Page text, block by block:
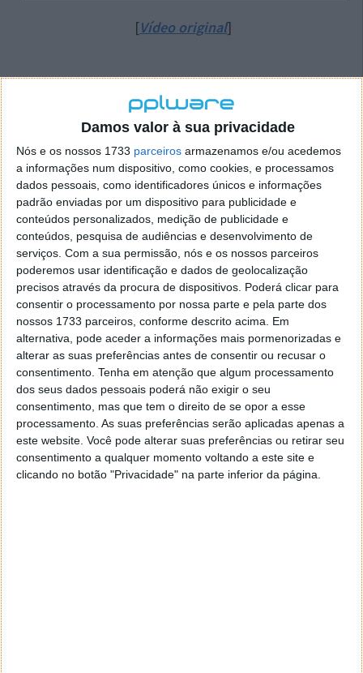
Damos valor à sua privacidade
Nós e os nossos 1733 parceiros armazenamos e/ou acedemos
a informações num dispositivo, como cookies, e processamos
dados pessoais, como identificadores únicos e informações
padrão enviadas por um dispositivo para publicidade e
conteúdos personalizados, medição de publicidade e
conteúdos, pesquisa de audiências e desenvolvimento de
serviços. Com a sua permissão, nós e os nossos parceiros
poderemos usar identificação e dados de geolocalização
precisos através da procura de dispositivos. Poderá clicar para
consentir o processamento por nossa parte e pela parte dos
nossos 1733 parceiros, conforme descrito acima. Em
alternativa, pode aceder a informações mais pormenorizadas e
alterar as suas preferências antes de consentir ou recusar o
consentimento. Tenha em atenção que algum processamento
dos seus dados pessoais poderá não exigir o seu
consentimento, mas que tem o direito de se opor a esse
processamento. As suas preferências serão aplicadas apenas a
este website. Você pode alterar suas preferências ou retirar seu
consentimento a qualquer momento voltando a este site e
clicando no botão "Privacidade" na parte inferior da página.
[Vídeo original]
Como é que a Amazon criou o troféu do GP
do Canadá de Fórmula 1?
A Amazon utilizou o seu gerador de imagens Titan
para criar o troféu que será atribuído ao vencedor do
GP do Canadá de Fórmula 1 no domingo. A empresa
afirmou que os seus designers conseguiram criar
centenas de desenhos em segundos,utilizando
instruções em linguagem natural.
Depois de obterem o aspeto e a sensação desejados,
os fabricantes de troféus utilizaram a inteligência
artificial generativa para criar múltiplas variantes do
mesmo desenho. Isto foi crucial para alcançar uma
estética que pudesse ser traduzida para a vida real
através do trabalho de um artesão.
Algumas das imagens iniciais tinham
limitações em termos de manufacturabilidade
e peso, e preocupações com a integridade
estrutural. Os designers exploraram sugestões
alternativas para produzir imagens